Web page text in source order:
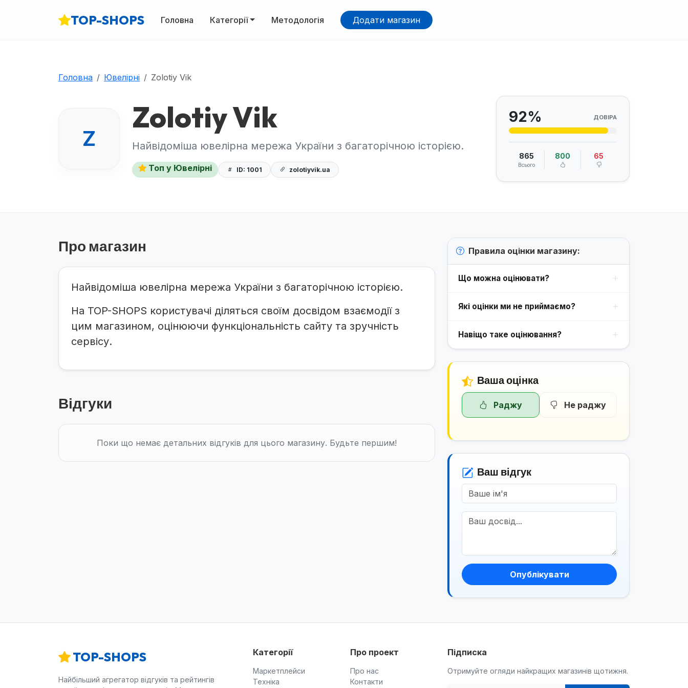
TOP-SHOPS Головна Категорії Методологія Додати магазин
Головна Ювелірні Zolotiy Vik
Z
Zolotiy Vik
Найвідоміша ювелірна мережа України з багаторічною історією.
Топ у Ювелірні ID: 1001 zolotiyvik.ua
92% ДОВІРА
865
Всього
800 65
Про магазин
Найвідоміша ювелірна мережа України з багаторічною історією.
На TOP-SHOPS користувачі діляться своїм досвідом взаємодії з
цим магазином, оцінюючи функціональність сайту та зручність
сервісу.
Відгуки
Поки що немає детальних відгуків для цього магазину. Будьте першим!
Правила оцінки магазину:
Що можна оцінювати?
Які оцінки ми не приймаємо?
Навіщо таке оцінювання?
Ваша оцінка
Раджу Не раджу
Ваш відгук
Опублікувати
TOP-SHOPS
Найбільший агрегатор відгуків та рейтингів
Категорії
Маркетплейси
Техніка
Про проект
Про нас
Контакти
Підписка
Отримуйте огляди найкращих магазинів щотижня.